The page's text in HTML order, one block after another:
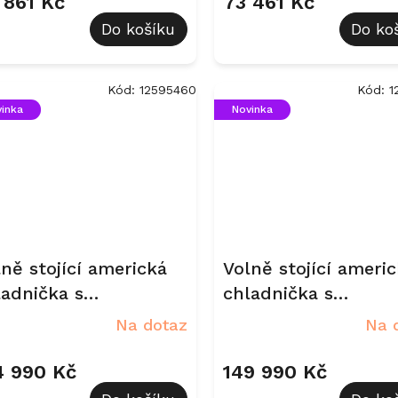
Do košíku Do
stojící americká
s
Miele KFFD
Na dotaz
990 Kč
Kód: 12595460
Novinka
Volně stojící
chladnička s
mrazničkou Miele
matná
Na
149 990 Kč
Kód: